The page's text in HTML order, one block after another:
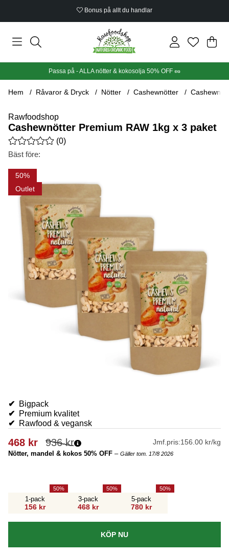
Bonus på allt du handlar
Din
.
Passa på - ALLA nötter & kokosolja 50% OFF 🥜
Hem Råvaror & Dryck Nötter Cashewnötter
Rawfoodshop
Cashewnötter Premium RAW 1kg x 3 paket
Medelbetyg 0 av 5 Antal betyg 0
(0)
Bäst före:
50
Outlet
Produktbilder Cashewnötter Premium RAW 1kg x 3 paket
✔
Bigpack
✔
Premium kvalitet
✔
Rawfood & vegansk
936kr
468 kr Jmf.pris:156.00 kr/kg
Nötter, mandel & kokos 50% OFF – Gäller tom. 17/8 2026
1-pack
156 kr
50
3-pack
468 kr
50
5-pack
780 kr
50
KÖP NU